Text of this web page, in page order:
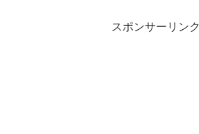
スポンサーリンク